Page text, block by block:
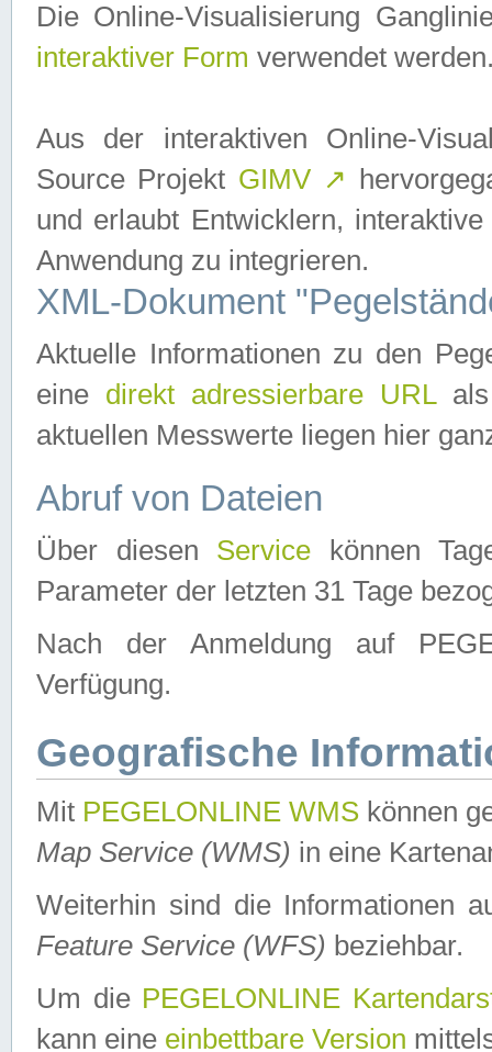
Die Online-Visualisierung
interaktiver Form verwendet
Aus der interaktiven Online-
Source Projekt GIMV ↗
und erlaubt Entwicklern,
Anwendung zu integrieren.
XML-Dokument
Aktuelle Informationen zu den
eine direkt adressierbare URLals
aktuellen Messwerte liegen hier
Abruf von Dateien
Über diesen Service können
Parameter der letzten 31 Tage
Nach der Anmeldung auf
Verfügung.
Geografische
Mit PEGELONLINE WMS können
Map Service (WMS) in eine
Weiterhin sind die Informationen
Feature Service (WFS) beziehbar.
Um die PEGELONLINE
kann eine einbettbare Version